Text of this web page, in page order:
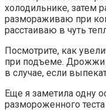
холодильнике, затем
размораживаю при
расстаиваю в чуть
Посмотрите, как
при подъеме. Дрожжи
в случае, если
Еще я заметила одну
размороженного